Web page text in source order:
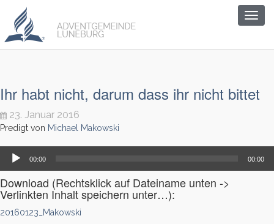
Ihr habt nicht, darum dass ihr nicht bittet
23. Januar 2016
Predigt von Michael Makowski
Audio-
Player
00:00 00:00
Download (Rechtsklick auf Dateiname unten ->
Verlinkten Inhalt speichern unter…):
20160123_Makowski